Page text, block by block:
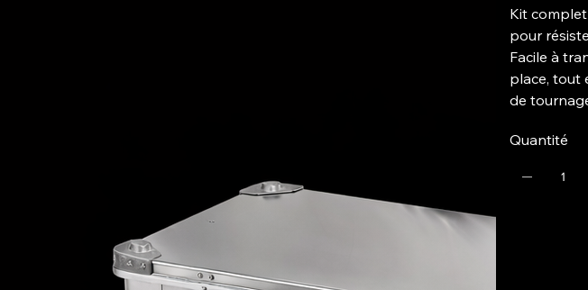
Kit
pour
Facile à
place, tout
de
Quantité